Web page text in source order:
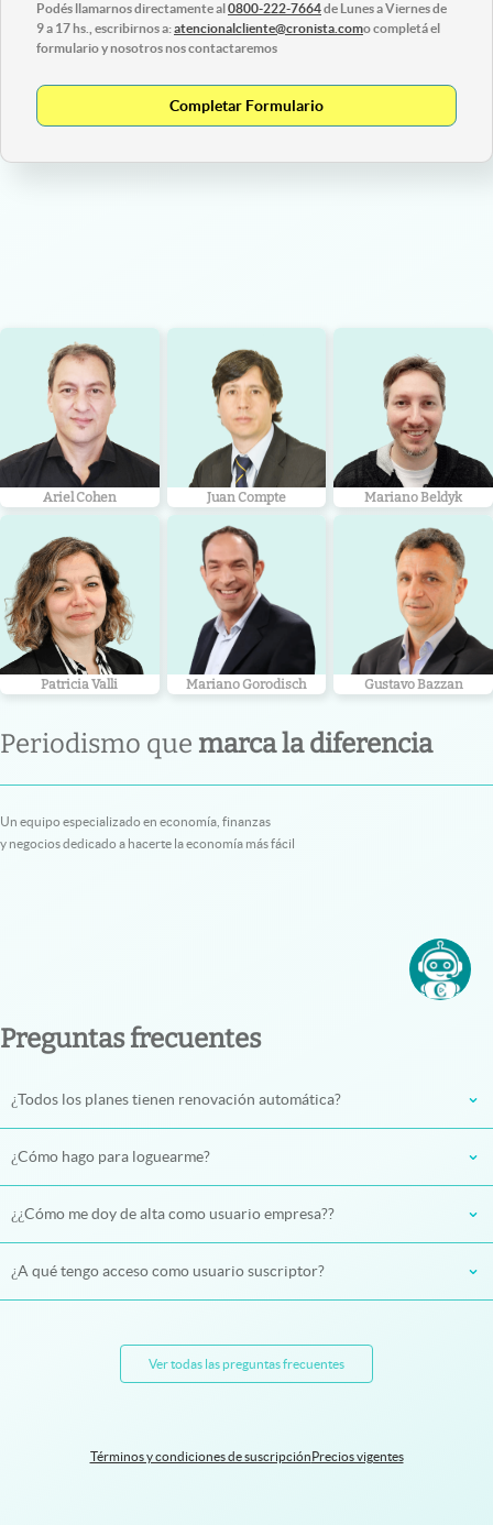
Podés llamarnos directamente al 0800-222-7664de Lunes a Viernes de
9 a 17 hs., escribirnos a:atencionalcliente@cronista.como completá el
formulario y nosotros nos contactaremos
Completar Formulario
Ariel Cohen Juan Compte Mariano Beldyk
Patricia Valli Mariano Gorodisch Gustavo Bazzan
Periodismo que marca la diferencia
Un equipo especializado en economía, finanzas
y negocios dedicado a hacerte la economía más fácil
Preguntas frecuentes
¿Todos los planes tienen renovación automática?
¿Cómo hago para loguearme?
¿¿Cómo me doy de alta como usuario empresa??
¿A qué tengo acceso como usuario suscriptor?
Ver todas las preguntas frecuentes
Términos y condiciones de suscripción Precios vigentes